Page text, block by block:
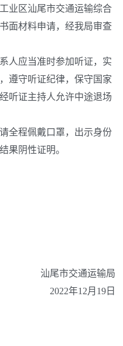
业区汕尾市交通运输综合
面材料申请，经我局审查
人应当准时参加听证，实
遵守听证纪律，保守国家
听证主持人允许中途退场
全程佩戴口罩，出示身份
果阴性证明。
汕尾市交通运输局
2022年12月19日